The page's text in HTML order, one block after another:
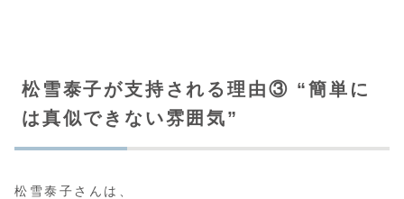
松雪泰子が支持される理由③ “簡単に
は真似できない雰囲気”
松雪泰子さんは、